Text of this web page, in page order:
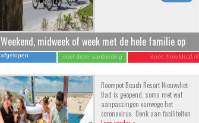
Weekend, midweek of week met de hele familie op
Strandpark Duynhille in Ouddorp
afgelopen deel deze aanbieding door: hoteldeal.nl
Roompot Beach Resort Nieuwvliet-
Bad is geopend, soms met wat
aanpassingen vanwege het
coronavirus. Denk aan faciliteiten